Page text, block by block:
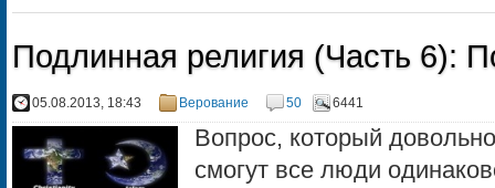
Подлинная религия (Часть 6):
05.08.2013, 18:43 Верование 50 6441
Вопрос, который
смогут все люди